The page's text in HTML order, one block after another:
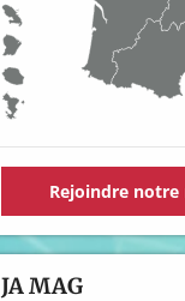
Rejoindre notre
JA MAG